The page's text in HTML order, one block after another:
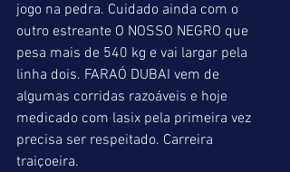
jogo na pedra. Cuidado ainda com o
outro estreante O NOSSO NEGRO que
pesa mais de 540 kg e vai largar pela
linha dois. FARAÓ DUBAI vem de
algumas corridas razoáveis e hoje
medicado com lasix pela primeira vez
precisa ser respeitado. Carreira
traiçoeira.